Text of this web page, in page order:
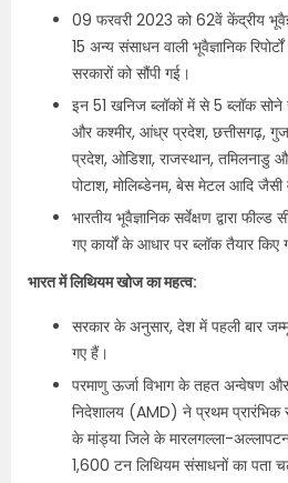
09 फरवरी 2023 को 62वें केंद्रीय
15 अन्य संसाधन वाली भूवैज्ञानिक
सरकारों को सौंपी गई।
इन 51 खनिज ब्लॉकों में से 5 ब्लॉक
और कश्मीर, आंध्र प्रदेश, छत्तीसगढ़,
प्रदेश, ओडिशा, राजस्थान, तमिलनाडु
पोटाश, मोलिब्डेनम, बेस मेटल आदि
भारतीय भूवैज्ञानिक सर्वेक्षण द्वारा
गए कार्यों के आधार पर ब्लॉक तैयार किए
भारत में लिथियम खोज का महत्व:
सरकार के अनुसार, देश में पहली बार
गए हैं।
परमाणु ऊर्जा विभाग के तहत अन्वेषण
निदेशालय (AMD) ने प्रथम प्रारंभिक
के मांड्या जिले के मारलगल्ला-
1,600 टन लिथियम संसाधनों का पता